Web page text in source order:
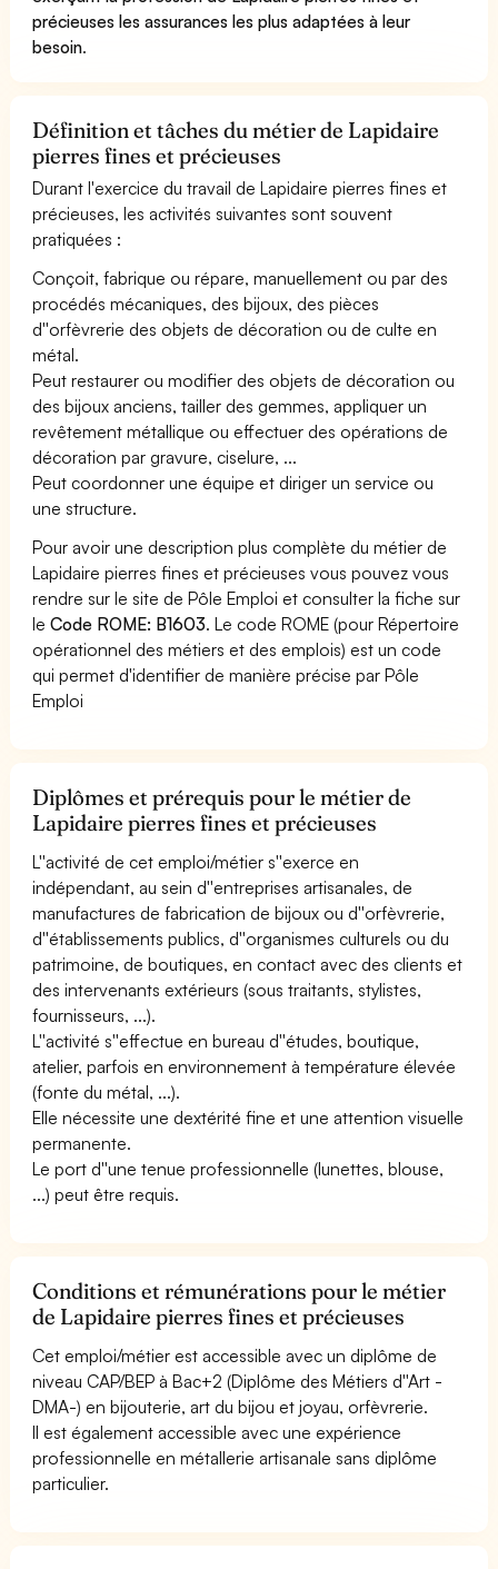
précieuses les assurances les plus adaptées à leur
besoin.
Définition et tâches du métier de Lapidaire
pierres fines et précieuses
Durant l'exercice du travail de Lapidaire pierres fines et
précieuses, les activités suivantes sont souvent
pratiquées :
Conçoit, fabrique ou répare, manuellement ou par des
procédés mécaniques, des bijoux, des pièces
d''orfèvrerie des objets de décoration ou de culte en
métal.
Peut restaurer ou modifier des objets de décoration ou
des bijoux anciens, tailler des gemmes, appliquer un
revêtement métallique ou effectuer des opérations de
décoration par gravure, ciselure, ...
Peut coordonner une équipe et diriger un service ou
une structure.
Pour avoir une description plus complète du métier de
Lapidaire pierres fines et précieuses vous pouvez vous
rendre sur le site de Pôle Emploi et consulter la fiche sur
leCode ROME: B1603. Le code ROME (pour Répertoire
opérationnel des métiers et des emplois) est un code
qui permet d'identifier de manière précise par Pôle
Emploi
Diplômes et prérequis pour le métier de
Lapidaire pierres fines et précieuses
L''activité de cet emploi/métier s''exerce en
indépendant, au sein d''entreprises artisanales, de
manufactures de fabrication de bijoux ou d''orfèvrerie,
d''établissements publics, d''organismes culturels ou du
patrimoine, de boutiques, en contact avec des clients et
des intervenants extérieurs (sous traitants, stylistes,
fournisseurs, ...).
L''activité s''effectue en bureau d''études, boutique,
atelier, parfois en environnement à température élevée
(fonte du métal, ...).
Elle nécessite une dextérité fine et une attention visuelle
permanente.
Le port d''une tenue professionnelle (lunettes, blouse,
...) peut être requis.
Conditions et rémunérations pour le métier
de Lapidaire pierres fines et précieuses
Cet emploi/métier est accessible avec un diplôme de
niveau CAP/BEP à Bac+2 (Diplôme des Métiers d''Art -
DMA-) en bijouterie, art du bijou et joyau, orfèvrerie.
Il est également accessible avec une expérience
professionnelle en métallerie artisanale sans diplôme
particulier.